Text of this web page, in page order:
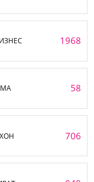
1968
58
706